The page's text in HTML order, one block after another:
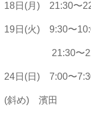
18日(月) 21:30〜
19日(火) 9:30〜
21:30〜22:00
24日(日) 7:00〜
(斜め) 濱田